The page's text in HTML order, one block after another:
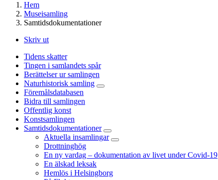
Hem
Museisamling
Samtidsdokumentationer
Skriv ut
Tidens skatter
Tingen i samlandets spår
Berättelser ur samlingen
Naturhistorisk samling
Föremålsdatabasen
Bidra till samlingen
Offentlig konst
Konstsamlingen
Samtidsdokumentationer
Aktuella insamlingar
Drottninghög
En ny vardag – dokumentation av livet under Covid-19
En älskad leksak
Hemlös i Helsingborg